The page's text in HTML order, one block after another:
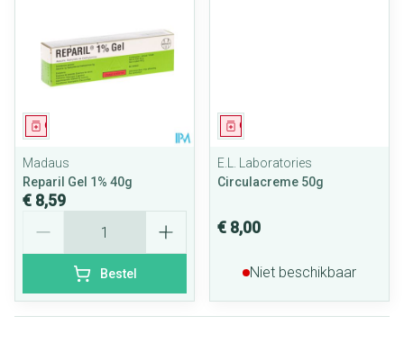
Geneesmiddel
Madaus
Reparil Gel 1% 40g
€ 8,59
Bestel
Geneesmiddel
E.L. Laboratories
Circulacreme 50g
€ 8,00
Niet beschikbaar